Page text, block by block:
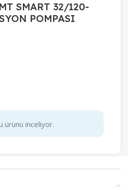
SMART 32/120-
POMPASI
ürünü inceliyor.